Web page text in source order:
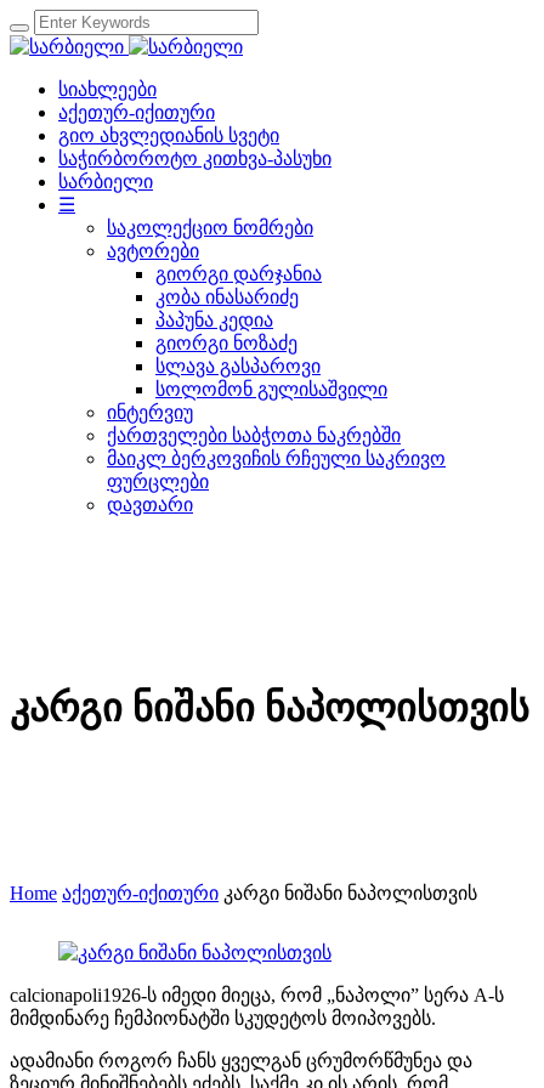
სიახლეები
აქეთურ-იქითური
გიო ახვლედიანის სვეტი
საჭირბოროტო კითხვა-პასუხი
სარბიელი
☰
საკოლექციო ნომრები
ავტორები
გიორგი დარჯანია
კობა ინასარიძე
პაპუნა კედია
გიორგი ნოზაძე
სლავა გასპაროვი
სოლომონ გულისაშვილი
ინტერვიუ
ქართველები საბჭოთა ნაკრებში
მაიკლ ბერკოვიჩის რჩეული საკრივო
ფურცლები
დავთარი
კარგი ნიშანი ნაპოლისთვის
Home აქეთურ-იქითური კარგი ნიშანი ნაპოლისთვის
calcionapoli1926-ს იმედი მიეცა, რომ „ნაპოლი” სერა A-ს
მიმდინარე ჩემპიონატში სკუდეტოს მოიპოვებს.
ადამიანი როგორ ჩანს ყველგან ცრუმორწმუნეა და
ზეციურ მინიშნებებს ეძებს. საქმე კი ის არის, რომ